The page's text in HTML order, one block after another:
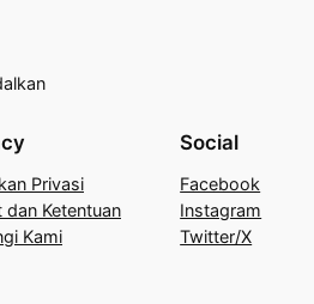
Privasi
dan Ketentuan
Kami
Social
Facebook
Instagram
Twitter/X